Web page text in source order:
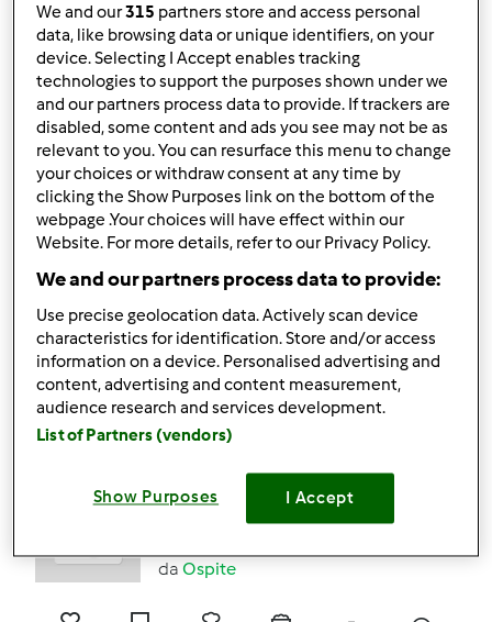
Annulla
risotto alla pesca
daOspite
20min
Risotto alla messicana
(pollo e peperoni)
daOspite
2 1 facile
(5)
da Ospite
We and our315 partners store and access personal
data, like browsing data or unique identifiers, on your
device. Selecting I Accept enables tracking
technologies to support the purposes shown under we
and our partners process data to provide. If trackers are
disabled, some content and ads you see may not be as
relevant to you. You can resurface this menu to change
your choices or withdraw consent at any time by
clicking the Show Purposes link on the bottom of the
webpage .Your choices will have effect within our
Website. For more details, refer to our Privacy Policy.
We and our partners process data to provide:
Use precise geolocation data. Actively scan device
characteristics for identification. Store and/or access
information on a device. Personalised advertising and
content, advertising and content measurement,
audience research and services development.
List of Partners (vendors)
Show Purposes I Accept